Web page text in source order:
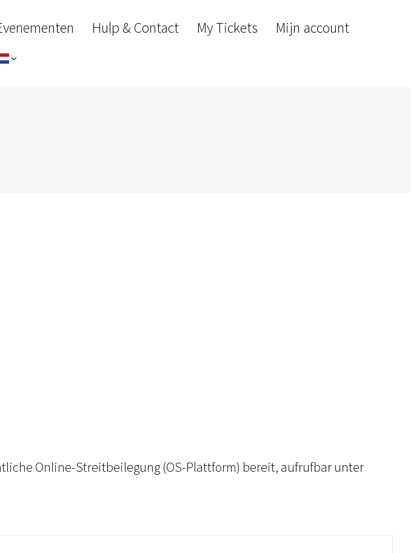
Hulp & Contact My Tickets Mijn account
Online-Streitbeilegung (OS-Plattform) bereit, aufrufbar unter